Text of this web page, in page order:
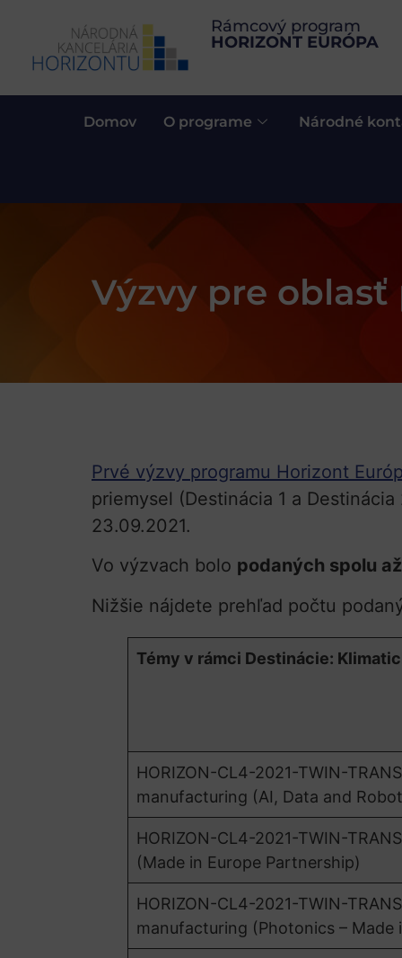
Rámcový program
HORIZONT EURÓPA
Domov O programe Národné
Výzvy pre
Prvé výzvy programu Horizont
priemysel (Destinácia 1 a
23.09.2021.
Vo výzvach bolo podaných spolu
Nižšie nájdete prehľad počtu
Témy v rámci Destinácie:
HORIZON-CL4-2021-TWIN-
manufacturing (AI, Data and
HORIZON-CL4-2021-TWIN-
(Made in Europe Partnership)
HORIZON-CL4-2021-TWIN-
manufacturing (Photonics – Made